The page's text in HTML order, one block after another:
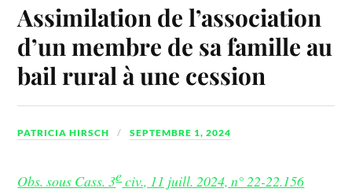
Assimilation de l’association
d’un membre de sa famille au
bail rural à une cession
PATRICIA HIRSCH SEPTEMBRE 1, 2024
Obs. sous Cass. 3eciv., 11 juill. 2024, n° 22-22.156